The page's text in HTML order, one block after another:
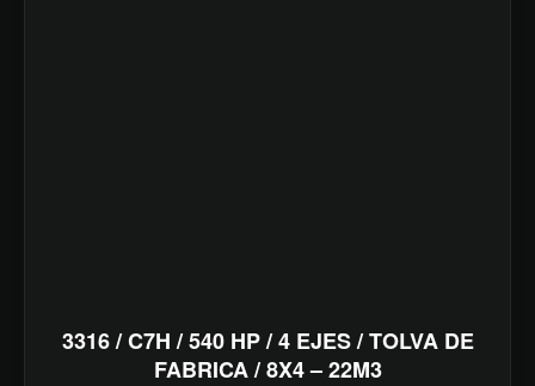
3316 / C7H / 540 HP / 4 EJES / TOLVA DE
FABRICA / 8X4 – 22M3